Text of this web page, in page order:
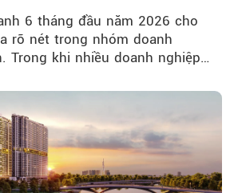
6 tháng đầu năm 2026 cho
rõ nét trong nhóm doanh
Trong khi nhiều doanh nghiệp